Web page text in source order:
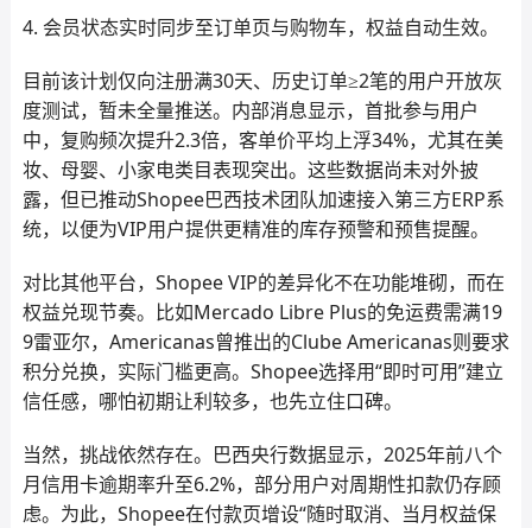
4. 会员状态实时同步至订单页与购物车，权益自动生效。
目前该计划仅向注册满30天、历史订单≥2笔的用户开放灰
度测试，暂未全量推送。内部消息显示，首批参与用户
中，复购频次提升2.3倍，客单价平均上浮34%，尤其在美
妆、母婴、小家电类目表现突出。这些数据尚未对外披
露，但已推动Shopee巴西技术团队加速接入第三方ERP系
统，以便为VIP用户提供更精准的库存预警和预售提醒。
对比其他平台，Shopee VIP的差异化不在功能堆砌，而在
权益兑现节奏。比如Mercado Libre Plus的免运费需满19
9雷亚尔，Americanas曾推出的Clube Americanas则要求
积分兑换，实际门槛更高。Shopee选择用“即时可用”建立
信任感，哪怕初期让利较多，也先立住口碑。
当然，挑战依然存在。巴西央行数据显示，2025年前八个
月信用卡逾期率升至6.2%，部分用户对周期性扣款仍存顾
虑。为此，Shopee在付款页增设“随时取消、当月权益保